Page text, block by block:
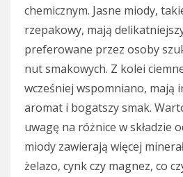
chemicznym. Jasne miody,
rzepakowy, mają
preferowane przez osoby
nut smakowych. Z kolei
wcześniej wspomniano, mają
aromat i bogatszy smak.
uwagę na różnice w składzie
miody zawierają więcej
żelazo, cynk czy magnez, co